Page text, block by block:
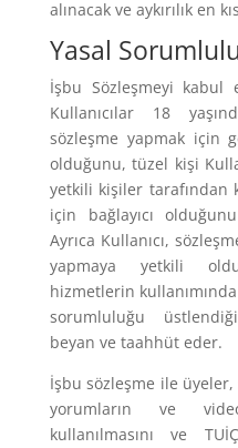
alınacak ve aykırılık en
Yasal
İşbu Sözleşmeyi kabul
Kullanıcılar 18
sözleşme yapmak için
olduğunu, tüzel kişi
yetkili kişiler
için bağlayıcı
Ayrıca Kullanıcı,
yapmaya yetkili
hizmetlerin
sorumluluğu
beyan ve taahhüt eder.
İşbu sözleşme ile
yorumların ve
kullanılmasını ve